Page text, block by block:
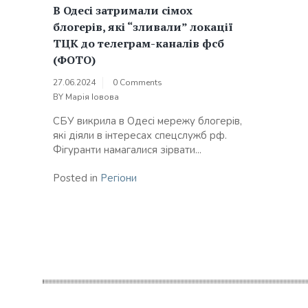
В Одесі затримали сімох
блогерів, які “зливали” локації
ТЦК до телеграм-каналів фсб
(ФОТО)
27.06.2024
0 Comments
BY Марія Іовова
СБУ викрила в Одесі мережу блогерів,
які діяли в інтересах спецслужб рф.
Фігуранти намагалися зірвати...
Posted in Регіони